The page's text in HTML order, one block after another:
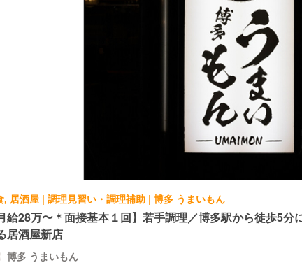
, 居酒屋 | 調理見習い・調理補助 | 博多 うまいもん
給28万〜＊面接基本１回】若手調理／博多駅から徒歩5分
居酒屋新店
博多 うまいもん